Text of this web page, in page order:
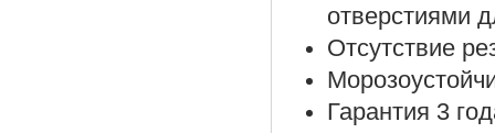
отверстиями
Отсутствие
Гарантия 3